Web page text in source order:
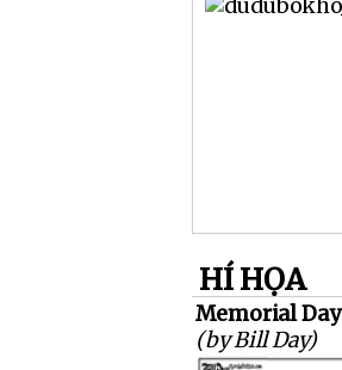
HÍ HỌA
Memorial Day
(by Bill Day)